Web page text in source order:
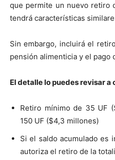
que permite un nuevo retiro
tendrá características
Sin embargo, incluirá el
pensión alimenticia y el pago
El detalle lo puedes revisar a
Retiro mínimo de 35 UF
150 UF ($4,3 millones)
Si el saldo acumulado es
autoriza el retiro de la